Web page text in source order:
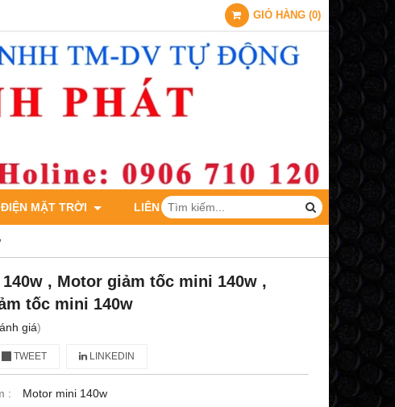
GIỎ HÀNG (0)
MẶT TRỜI LIÊN HỆ
, Motor giảm tốc mini 140w ,
tốc mini 140w
giá)
TWEET LINKEDIN
:
Motor mini 140w